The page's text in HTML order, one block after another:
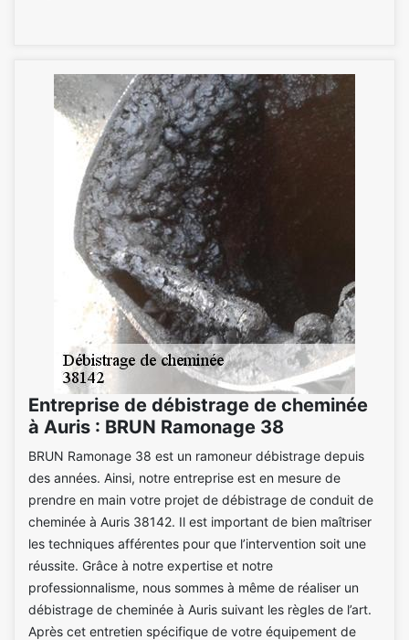
Entreprise de débistrage de cheminée
à Auris : BRUN Ramonage 38
BRUN Ramonage 38 est un ramoneur débistrage depuis
des années. Ainsi, notre entreprise est en mesure de
prendre en main votre projet de débistrage de conduit de
cheminée à Auris 38142. Il est important de bien maîtriser
les techniques afférentes pour que l’intervention soit une
réussite. Grâce à notre expertise et notre
professionnalisme, nous sommes à même de réaliser un
débistrage de cheminée à Auris suivant les règles de l’art.
Après cet entretien spécifique de votre équipement de